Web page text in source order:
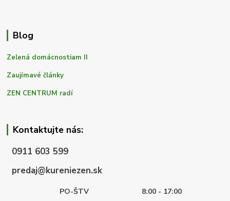
Blog
Zelená domácnostiam II
Zaujímavé články
ZEN CENTRUM radí
Kontaktujte nás:
0911 603 599
predaj@kureniezen.sk
PO-ŠTV
8:00 - 17:00